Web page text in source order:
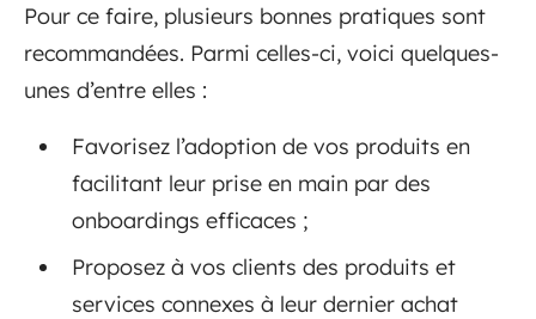
Pour ce faire, plusieurs bonnes pratiques sont
recommandées. Parmi celles-ci, voici quelques-
unes d’entre elles :
Favorisez l’adoption de vos produits en
facilitant leur prise en main par des
onboardings efficaces ;
Proposez à vos clients des produits et
services connexes à leur dernier achat